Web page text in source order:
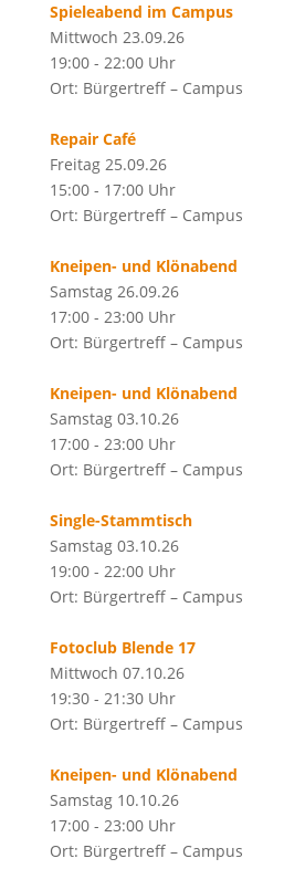
Spieleabend im Campus
Mittwoch 23.09.26
19:00 - 22:00 Uhr
Ort: Bürgertreff – Campus
Repair Café
Freitag 25.09.26
15:00 - 17:00 Uhr
Ort: Bürgertreff – Campus
Kneipen- und Klönabend
Samstag 26.09.26
17:00 - 23:00 Uhr
Ort: Bürgertreff – Campus
Kneipen- und Klönabend
Samstag 03.10.26
17:00 - 23:00 Uhr
Ort: Bürgertreff – Campus
Single-Stammtisch
Samstag 03.10.26
19:00 - 22:00 Uhr
Ort: Bürgertreff – Campus
Fotoclub Blende 17
Mittwoch 07.10.26
19:30 - 21:30 Uhr
Ort: Bürgertreff – Campus
Kneipen- und Klönabend
Samstag 10.10.26
17:00 - 23:00 Uhr
Ort: Bürgertreff – Campus